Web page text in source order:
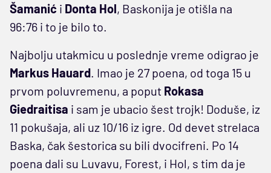
Šamanić i Donta Hol, Baskonija je otišla na
96:76 i to je bilo to.
Najbolju utakmicu u poslednje vreme odigrao je
Markus Hauard. Imao je 27 poena, od toga 15 u
prvom poluvremenu, a poput Rokasa
Giedraitisa i sam je ubacio šest trojk! Doduše, iz
11 pokušaja, ali uz 10/16 iz igre. Od devet strelaca
Baska, čak šestorica su bili dvocifreni. Po 14
poena dali su Luvavu, Forest, i Hol, s tim da je